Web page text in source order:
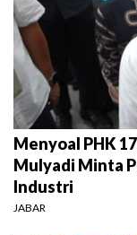
Menyoal PHK
Mulyadi Minta
Industri
JABAR